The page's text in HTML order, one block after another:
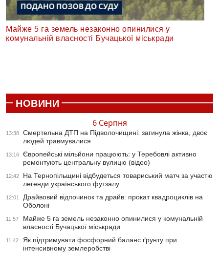
Майже 5 га земель незаконно опинилися у
комунальній власності Бучацької міськради
НОВИНИ
6 Серпня
13:38
Смертельна ДТП на Підволочищині: загинула жінка, двоє
людей травмувалися
13:16
Європейські мільйони працюють: у Теребовлі активно
ремонтують центральну вулицю (відео)
12:42
На Тернопільщині відбудеться товариський матч за участю
легенди українського футзалу
12:01
Драйвовий відпочинок та драйв: прокат квадроциклів на
Оболоні
11:57
Майже 5 га земель незаконно опинилися у комунальній
власності Бучацької міськради
11:42
Як підтримувати фосфорний баланс ґрунту при
інтенсивному землеробстві